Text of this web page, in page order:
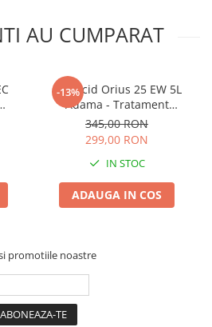
AU CUMPARAT
-13%
Fungicid Orius 25 EW 5L
Adama - Tratament
Sistemic Profesional pentru
Cereale, Rapita si Pomi
345,00 RON
299,00 RON
IN STOC
ADAUGA IN COS
promotiile noastre